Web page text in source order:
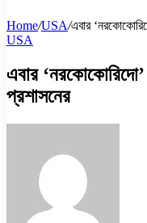
Home/USA/এবার
USA
এবার ‘নরকোকোরিদো’
প্রশাসনের